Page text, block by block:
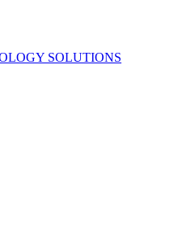
SOLUTIONS